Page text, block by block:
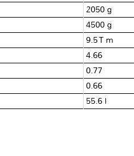
2050 g
4500 g
9.5 T∙m
4.66
0.77
0.66
55.6 l